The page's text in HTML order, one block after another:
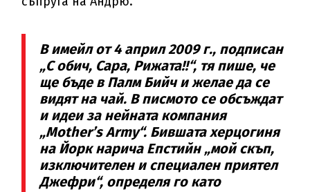
В имейл от 4 април 2009 г., подписан
„С обич, Сара, Рижата!!“, тя пише, че
ще бъде в Палм Бийч и желае да се
видят на чай. В писмото се обсъждат
и идеи за нейната компания
„Mother’s Army“. Бившата херцогиня
на Йорк нарича Епстийн „мой скъп,
изключителен и специален приятел
Джефри“, определя го като